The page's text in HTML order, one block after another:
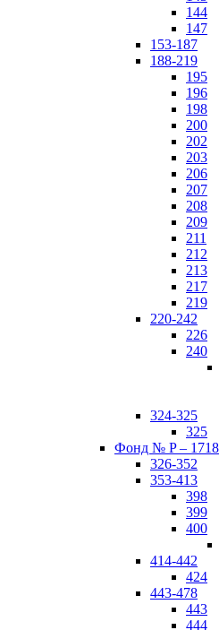
144
147
153-187
188-219
195
196
198
200
202
203
206
207
208
209
211
212
213
217
219
220-242
226
240
324-325
325
Фонд № P –
326-352
353-413
398
399
400
414-442
424
443-478
443
444